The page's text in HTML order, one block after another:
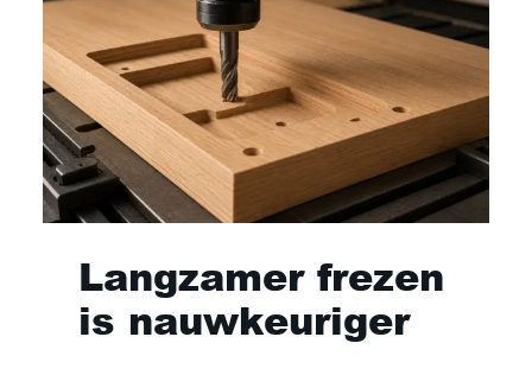
Langzamer frezen
is nauwkeuriger